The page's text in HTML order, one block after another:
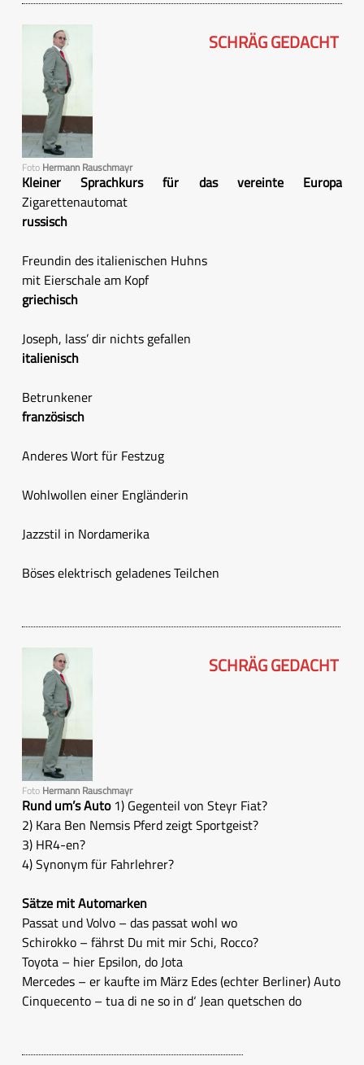
Foto Hermann Rauschmayr
SCHRÄG GEDACHT
Kleiner Sprachkurs für das vereinte Europa
Zigarettenautomat
russisch
Freundin des italienischen Huhns
mit Eierschale am Kopf
griechisch
Joseph, lass’ dir nichts gefallen
italienisch
Betrunkener
französisch
Anderes Wort für Festzug
Wohlwollen einer Engländerin
Jazzstil in Nordamerika
Böses elektrisch geladenes Teilchen
Foto Hermann Rauschmayr
SCHRÄG GEDACHT
Rund um’s Auto1) Gegenteil von Steyr Fiat?
2) Kara Ben Nemsis Pferd zeigt Sportgeist?
3) HR4-en?
4) Synonym für Fahrlehrer?
Sätze mit Automarken
Passat und Volvo – das passat wohl wo
Schirokko – fährst Du mit mir Schi, Rocco?
Toyota – hier Epsilon, do Jota
Mercedes – er kaufte im März Edes (echter Berliner) Auto
Cinquecento – tua di ne so in d‘ Jean quetschen do